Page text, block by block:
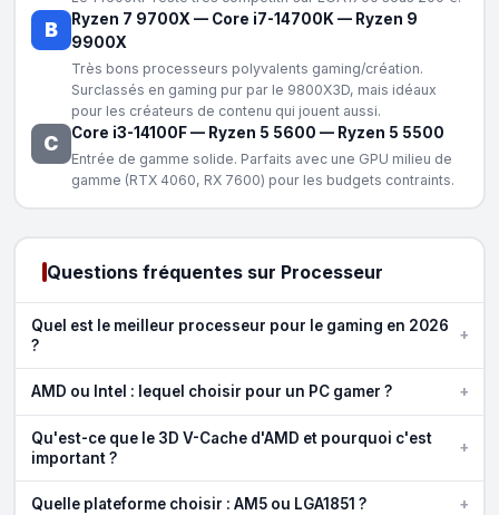
B Ryzen 7 9700X — Core i7-14700K — Ryzen 9
9900X
Très bons processeurs polyvalents gaming/création.
Surclassés en gaming pur par le 9800X3D, mais idéaux
pour les créateurs de contenu qui jouent aussi.
C Core i3-14100F— Ryzen 5 5600 — Ryzen 5 5500
Entrée de gamme solide. Parfaits avec une GPU milieu de
gamme (RTX 4060, RX 7600) pour les budgets contraints.
Questions fréquentes sur Processeur
Quel est le meilleur processeur pour le gaming en 2026
?
+
AMD ou Intel : lequel choisir pour un PC gamer ? +
Qu'est-ce que le 3D V-Cache d'AMD et pourquoi c'est
important ?
+
Quelle plateforme choisir : AM5 ou LGA1851 ? +